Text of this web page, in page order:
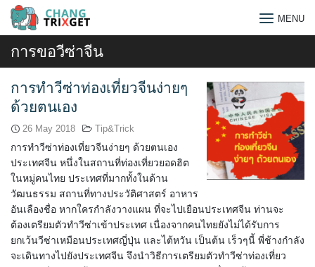
Skip
MENU
การขอวีซ่าจีน
การทำวีซ่าท่องเที่ยวจีนง่ายๆ
ด้วยตนเอง
26 May 2018 Tip&Trick
การทำวีซ่าท่องเที่ยวจีนง่ายๆ ด้วยตนเอง
ประเทศจีน หนึ่งในสถานที่ท่องเที่ยวยอดฮิต
ในหมู่คนไทย ประเทศที่มากทั้งในด้าน
วัฒนธรรม สถานที่ทางประวัติศาสตร์ อาหาร
อันเลืองชื่อ หากใครกำลังวางแผน ที่จะไปเยือนประเทศจีน ท่านจะ
ต้องเตรียมตัวทำวีซ่าเข้าประเทศ เนื่องจากคนไทยยังไม่ได้รับการ
ยกเว้นวีซ่าเหมือนประเทศญี่ปุ่น และไต้หวัน เป็นต้น เร็วๆนี้ พี่ช้างกำลัง
จะเดินทางไปยังประเทศจีน จึงนำวิธีการเตรียมตัวทำวีซ่าท่องเที่ยว